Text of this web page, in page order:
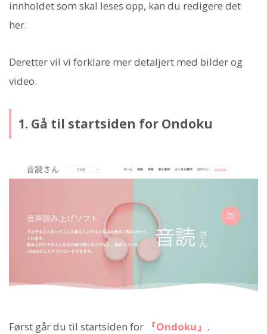
innholdet som skal leses opp, kan du redigere det
her.
Deretter vil vi forklare mer detaljert med bilder og
video.
1. Gå til startsiden for Ondoku
Først går du til startsiden for 『Ondoku』 .